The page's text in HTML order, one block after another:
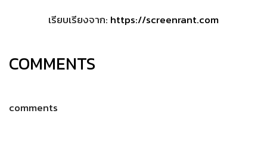
เรียบเรียงจาก: https://screenrant.com
COMMENTS
comments